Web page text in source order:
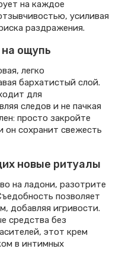
на каждое
усиливая
раздражения.
ощупь
легко
бархатистый слой.
для
следов и не пачкая
просто закройте
он сохранит свежесть
новые ритуалы
на ладони, разотрите
позволяет
добавляя игривости.
средства без
этот крем
в интимных